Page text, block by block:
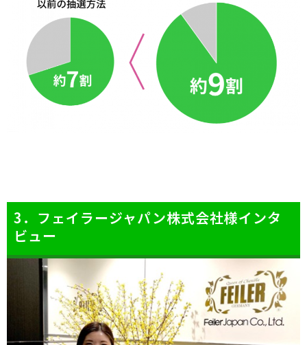
3．フェイラージャパン株式会社様インタ
ビュー